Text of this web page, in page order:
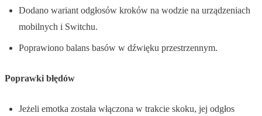
Dodano wariant odgłosów kroków na wodzie na urządzeniach
mobilnych i Switchu.
Poprawiono balans basów w dźwięku przestrzennym.
Poprawki błędów
Jeżeli emotka została włączona w trakcie skoku, jej odgłos